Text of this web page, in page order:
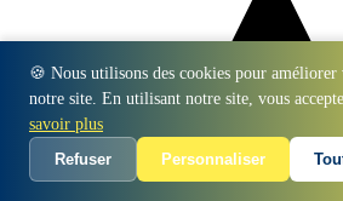
🍪 Nous utilisons des cookies pour améliorer
notre site. En utilisant notre site, vous
savoir plus
Refuser
Personnaliser